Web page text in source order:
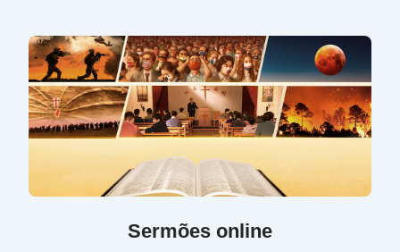
Sermões online